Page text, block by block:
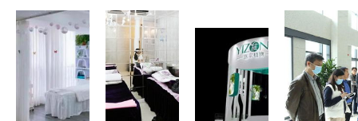
生活美容服
务蓝海，共
2017AWE
以全场景闭
环，开启智
慧医疗新篇
访东森自然
美加盟商王
总，探讨医
美服务的融
选择指南
聚焦安全与
效果